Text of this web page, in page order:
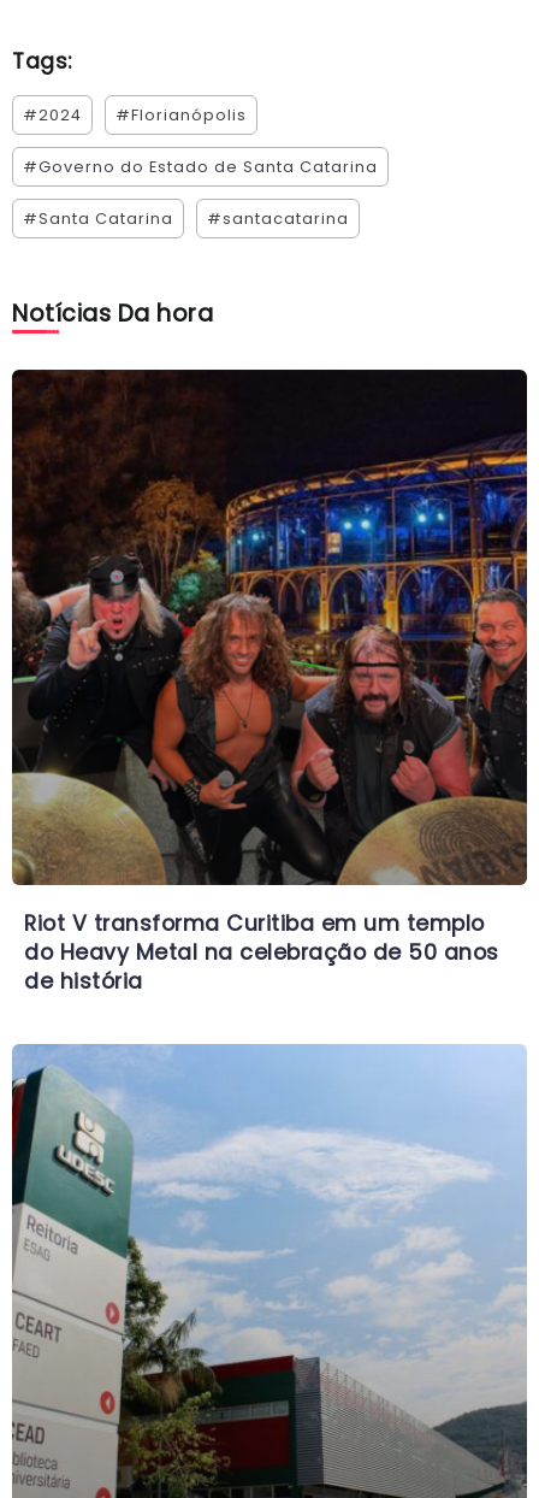
Tags:
#2024 #Florianópolis
#Governo do Estado de Santa Catarina
#Santa Catarina #santacatarina
Notícias Da hora
Riot V transforma Curitiba em um templo
do Heavy Metal na celebração de 50 anos
de história